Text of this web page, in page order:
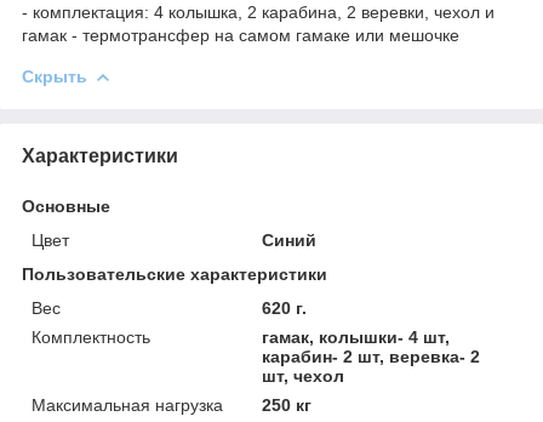
- комплектация: 4 колышка, 2 карабина, 2 веревки, чехол и
гамак - термотрансфер на самом гамаке или мешочке
Скрыть
Характеристики
Основные
Цвет
Синий
Пользовательские характеристики
Вес
620 г.
Комплектность
гамак, колышки- 4 шт,
карабин- 2 шт, веревка- 2
шт, чехол
Максимальная нагрузка
250 кг